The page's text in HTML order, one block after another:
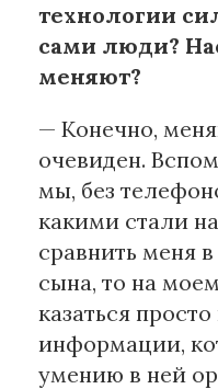
технологии
сами люди?
меняют?
— Конечно,
очевиден.
мы, без
какими стали
сравнить меня
сына, то на
казаться
информации,
умению в ней